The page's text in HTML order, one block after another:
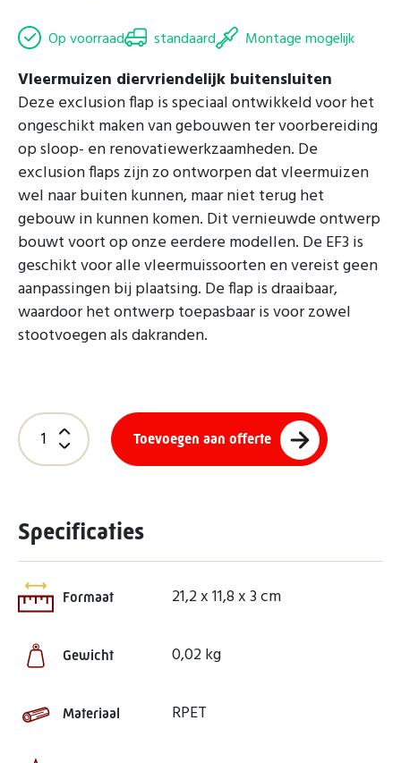
Op voorraad standaard Montage mogelijk
Vleermuizen diervriendelijk buitensluiten
Deze exclusion flap is speciaal ontwikkeld voor het
ongeschikt maken van gebouwen ter voorbereiding
op sloop- en renovatiewerkzaamheden. De
exclusion flaps zijn zo ontworpen dat vleermuizen
wel naar buiten kunnen, maar niet terug het
gebouw in kunnen komen. Dit vernieuwde ontwerp
bouwt voort op onze eerdere modellen. De EF3 is
geschikt voor alle vleermuissoorten en vereist geen
aanpassingen bij plaatsing. De flap is draaibaar,
waardoor het ontwerp toepasbaar is voor zowel
stootvoegen als dakranden.
Toevoegen aan offerte
Specificaties
Formaat 21,2 x 11,8 x 3 cm
Gewicht 0,02 kg
Materiaal RPET